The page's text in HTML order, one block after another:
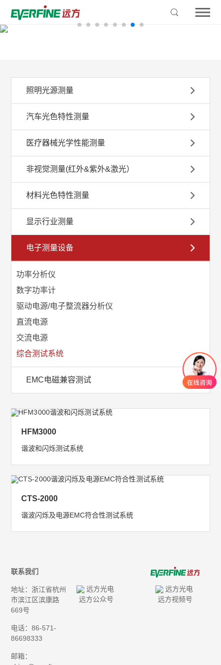
照明光源测量
汽车光色特性测量
医疗器械光学性能测量
非视觉测量(红外&紫外&激光）
材料光色特性测量
显示行业测量
电子测量设备
功率分析仪
数字功率计
驱动电源/电子整流器分析仪
直流电源
交流电源
综合测试系统
EMC电磁兼容测试
HFM3000
谐波和闪烁测试系统
CTS-2000
谐波闪烁及电源EMC符合性测试系统
联系我们
地址：浙江省杭州
市滨江区滨康路
669号
电话：86-571-
86698333
邮箱：
远方公众号 远方视频号